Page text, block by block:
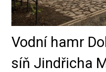
Vodní hamr
síň Jindřicha